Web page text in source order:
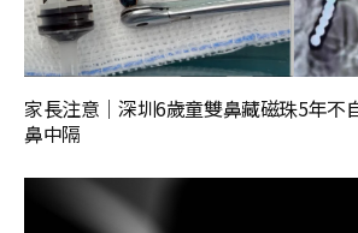
家長注意｜深圳6歲童雙鼻藏磁珠5年不
鼻中隔